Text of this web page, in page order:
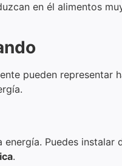
en él alimentos
pueden representar
Puedes
.